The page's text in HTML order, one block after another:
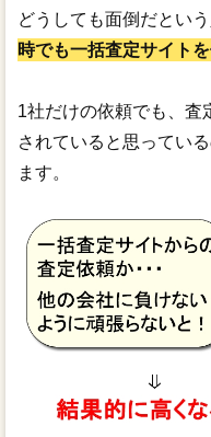
どうしても面倒だという
時でも一括査定サイト
1社だけの依頼でも、査
されていると思ってい
ます。